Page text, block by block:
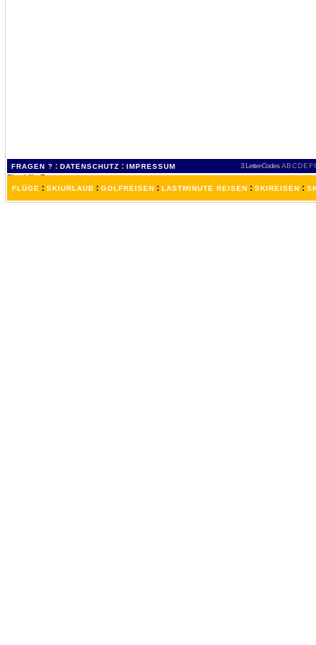
FRAGEN ? : DATENSCHUTZ : IMPRESSUM 3 Letter-Codes ABCDEF
FLÜGE : SKIURLAUB : GOLFREISEN : LASTMINUTE REISEN : SKIREISEN :